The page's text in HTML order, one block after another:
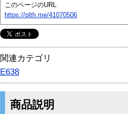
このページのURL
https://plth.me/41070506
関連カテゴリ
E638
商品説明